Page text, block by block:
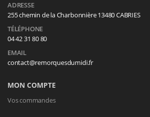
ADRESSE
255 chemin de la Charbonnière 13480 CABRIES
TÉLÉPHONE
04 42 31 80 80
EMAIL
contact@remorquesdumidi.fr
MON COMPTE
Vos commandes